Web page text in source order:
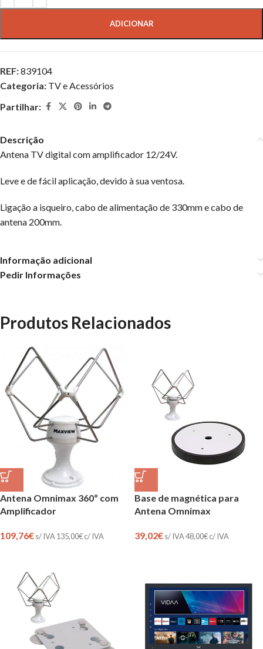
ADICIONAR
REF:839104
Categoria: TV e Acessórios
Partilhar:
Descrição
Antena TV digital com amplificador 12/24V.
Leve e de fácil aplicação, devido à sua ventosa.
Ligação a isqueiro, cabo de alimentação de 330mm e cabo de
antena 200mm.
Informação adicional
Pedir Informações
Produtos Relacionados
Antena Omnimax 360º com
Amplificador
109,76€s/ IVA 135,00€c/ IVA
Base de magnética para
Antena Omnimax
39,02€s/ IVA48,00€c/ IVA